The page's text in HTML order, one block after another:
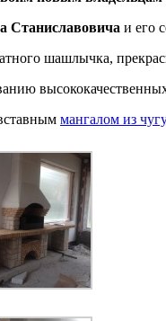
Станиславовича и его
шашлычка,
мангалом из